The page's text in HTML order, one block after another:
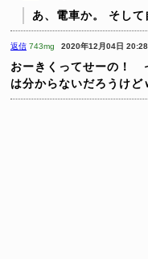
あ、電車か。 そして
返信 743mg 2020年12月04日 20:28
おーきくってせーの！
は分からないだろうけど